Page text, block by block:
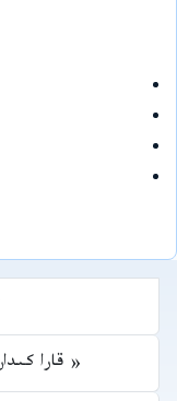
« قارا